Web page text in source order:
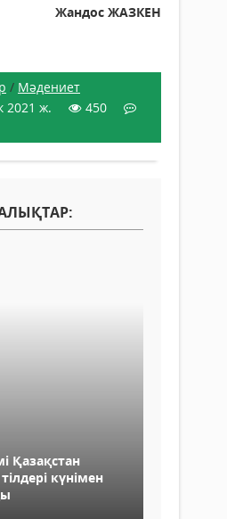
Жандос ЖАЗКЕН
/ Мәдениет
2021 ж.
450
Қазақстан
күнімен